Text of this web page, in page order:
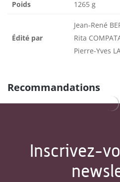
Poids 1265 g
Édité par
Jean-René
Rita
Pierre-Yves
Recommandations
Inscrivez-